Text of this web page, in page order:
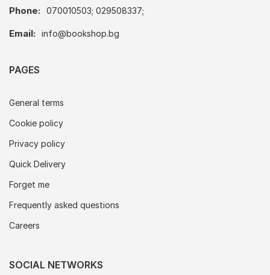
Phone: 070010503; 029508337;
Email: info@bookshop.bg
PAGES
General terms
Cookie policy
Privacy policy
Quick Delivery
Forget me
Frequently asked questions
Careers
SOCIAL NETWORKS